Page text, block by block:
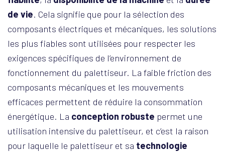
de vie. Cela signifie que pour la sélection des
composants électriques et mécaniques, les solutions
les plus fiables sont utilisées pour respecter les
exigences spécifiques de l’environnement de
fonctionnement du palettiseur. La faible friction des
composants mécaniques et les mouvements
efficaces permettent de réduire la consommation
énergétique. La conception robuste permet une
utilisation intensive du palettiseur, et c’est la raison
pour laquelle le palettiseur et sa technologie